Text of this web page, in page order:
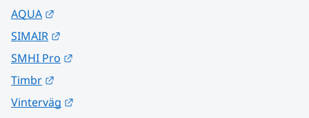
AQUA
SIMAIR
SMHI Pro
Timbr
Vinterväg